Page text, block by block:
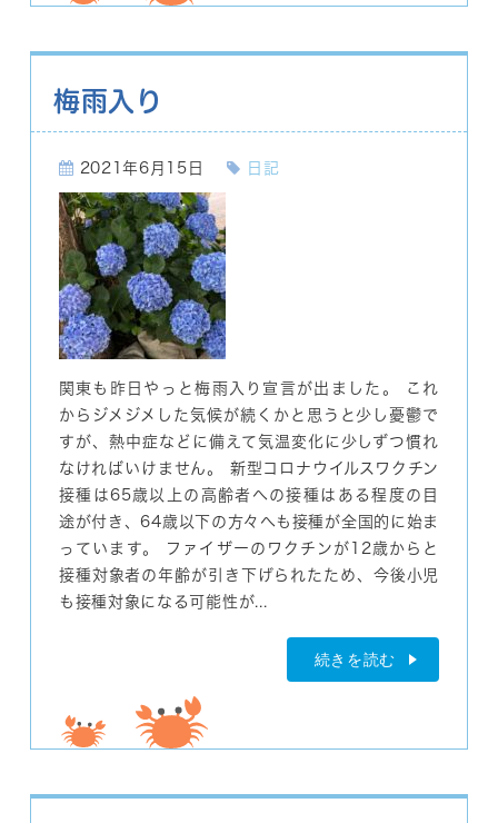
梅雨入り
2021年6月15日 日記
関東も昨日やっと梅雨入り宣言が出ました。 これ
からジメジメした気候が続くかと思うと少し憂鬱で
すが、熱中症などに備えて気温変化に少しずつ慣れ
なければいけません。 新型コロナウイルスワクチン
接種は65歳以上の高齢者への接種はある程度の目
途が付き、64歳以下の方々へも接種が全国的に始ま
っています。 ファイザーのワクチンが12歳からと
接種対象者の年齢が引き下げられたため、今後小児
も接種対象になる可能性が...
続きを読む